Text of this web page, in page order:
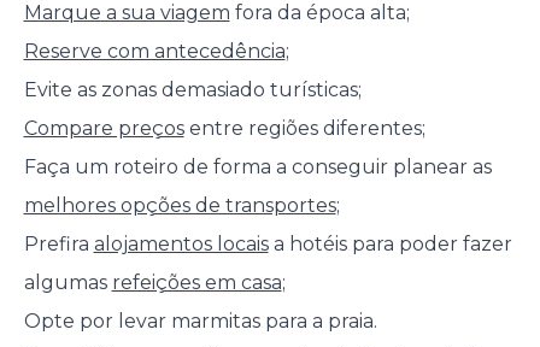
Marque a sua viagem fora da época alta;
Reserve com antecedência;
Evite as zonas demasiado turísticas;
Compare preçosentre regiões diferentes;
Faça um roteiro de forma a conseguir planear as
melhores opções de transportes;
Prefira alojamentos locaisa hotéis para poder fazer
algumas refeições em casa;
Opte por levar marmitas para a praia.